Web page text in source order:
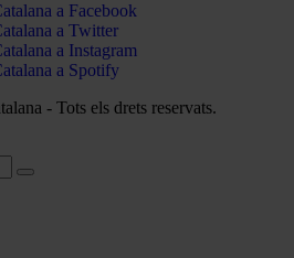
a Facebook
a Twitter
a Instagram
a Spotify
- Tots els drets reservats.
Cerca